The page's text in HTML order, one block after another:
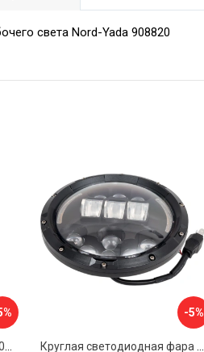
света Nord-Yada 908820
-5%